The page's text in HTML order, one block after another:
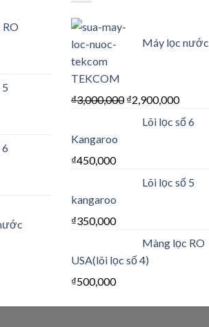
RO
6
Máy lọc nước
TEKCOM
₫3,000,000 ₫2,900,000
Lõi lọc số 6
Kangaroo
₫450,000
Lõi lọc số 5
kangaroo
₫350,000
Màng lọc RO
USA(lõi lọc số 4)
₫500,000